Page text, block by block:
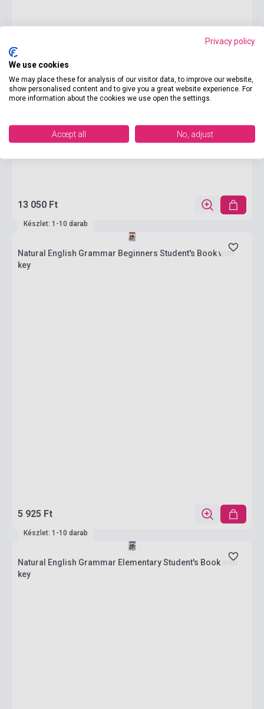
13 050 Ft
Készlet: 1-10 darab
Natural English Grammar Beginners Student's Book with
key
5 925 Ft
Készlet: 1-10 darab
Natural English Grammar Elementary Student's Book with
key
Privacy policy
We use cookies
We may place these for analysis of our visitor data, to improve our website,
show personalised content and to give you a great website experience. For
more information about the cookies we use open the settings.
Accept all No, adjust